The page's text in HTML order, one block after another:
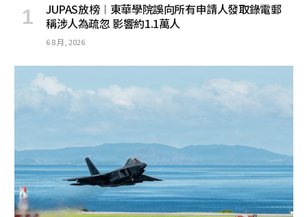
JUPAS放榜︱東華學院誤向所有申請人發取錄電郵
稱涉人為疏忽 影響約1.1萬人
6 8 月, 2026